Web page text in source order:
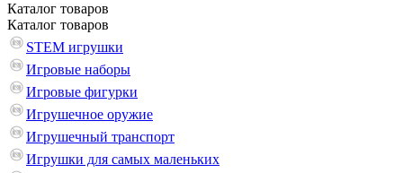
Каталог товаров
Каталог товаров
STEM игрушки
Игровые наборы
Игровые фигурки
Игрушечное оружие
Игрушечный транспорт
Игрушки для самых маленьких